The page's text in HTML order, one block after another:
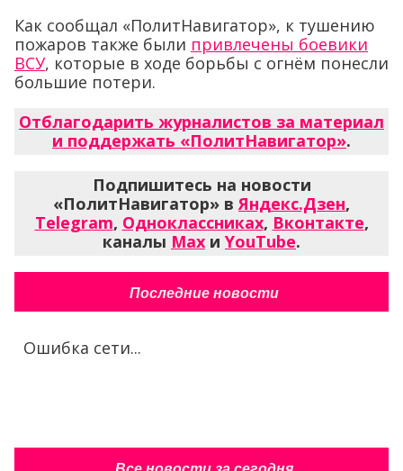
Как сообщал «ПолитНавигатор», к тушению
пожаров также были привлечены боевики
ВСУ, которые в ходе борьбы с огнём понесли
большие потери.
Отблагодарить журналистов за материал
и поддержать «ПолитНавигатор».
Подпишитесь на новости
«ПолитНавигатор» вЯндекс.Дзен,
Telegram, Одноклассниках, Вконтакте,
каналы Max и YouTube.
Последние новости
Ошибка сети...